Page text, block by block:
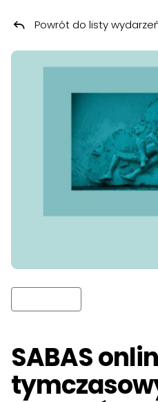
Przeskocz do treści
SABAS
Powrót do listy